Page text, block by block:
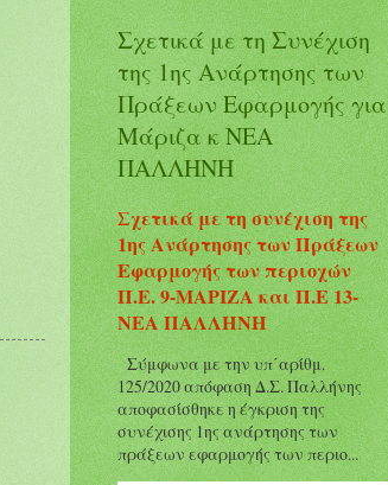
Σχετικά με τη Συνέχιση
της 1ης Ανάρτησης των
Πράξεων Εφαρμογής για
Μάριζα κ ΝΕΑ
ΠΑΛΛΗΝΗ
Σχετικά με τη συνέχιση της
1ης Ανάρτησης των Πράξεων
Εφαρμογής των περιοχών
Π.Ε. 9-ΜΑΡΙΖΑ και Π.Ε 13-
ΝΕΑ ΠΑΛΛΗΝΗ
Σύμφωνα με την υπ΄αρίθμ.
125/2020 απόφαση Δ.Σ. Παλλήνης
αποφασίσθηκε η έγκριση της
συνέχισης 1ης ανάρτησης των
πράξεων εφαρμογής των περιο...